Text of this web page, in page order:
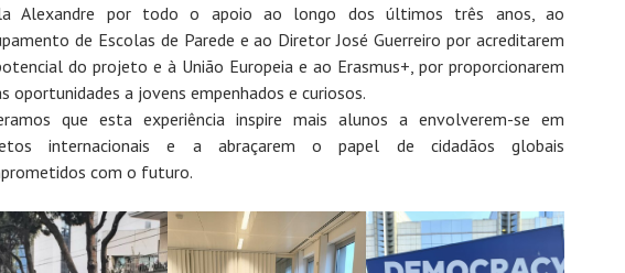
Alexandre por todo o apoio ao longo dos últimos três anos, ao
de Escolas de Parede e ao Diretor José Guerreiro por acreditarem
do projeto e à União Europeia e ao Erasmus+, por proporcionarem
oportunidades a jovens empenhados e curiosos.
que esta experiência inspire mais alunos a envolverem-se em
internacionais e a abraçarem o papel de cidadãos globais
com o futuro.